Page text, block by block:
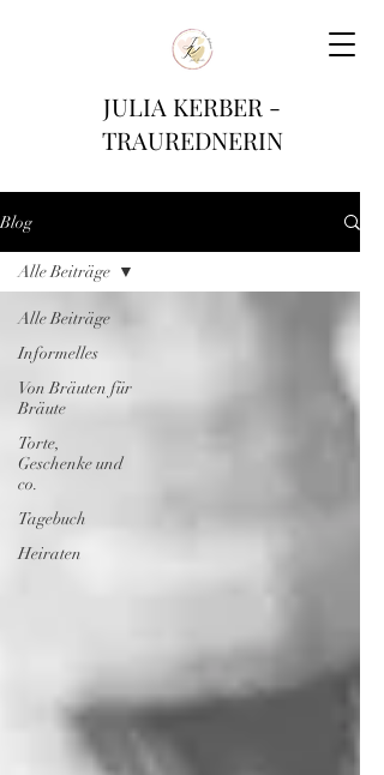
JULIA KERBER -
TRAUREDNERIN
Blog
Alle Beiträge
Informelles
Von Bräuten für
Bräute
Torte,
Geschenke und
co.
Tagebuch
Heiraten
Alle Beiträge